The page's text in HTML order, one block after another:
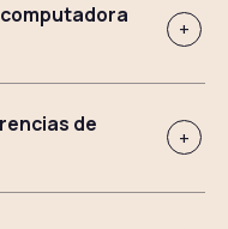
+
de
+